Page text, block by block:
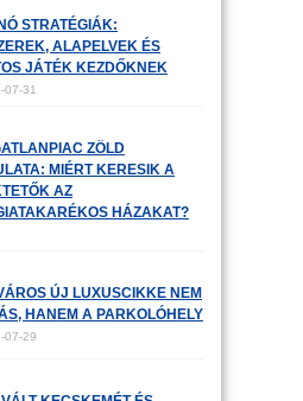
STRATÉGIÁK:
ALAPELVEK ÉS
JÁTÉK KEZDŐKNEK
07-31
ZÖLD
MIÉRT KERESIK A
AZ
HÁZAKAT?
ÚJ LUXUSCIKKE NEM
HANEM A PARKOLÓHELY
07-29